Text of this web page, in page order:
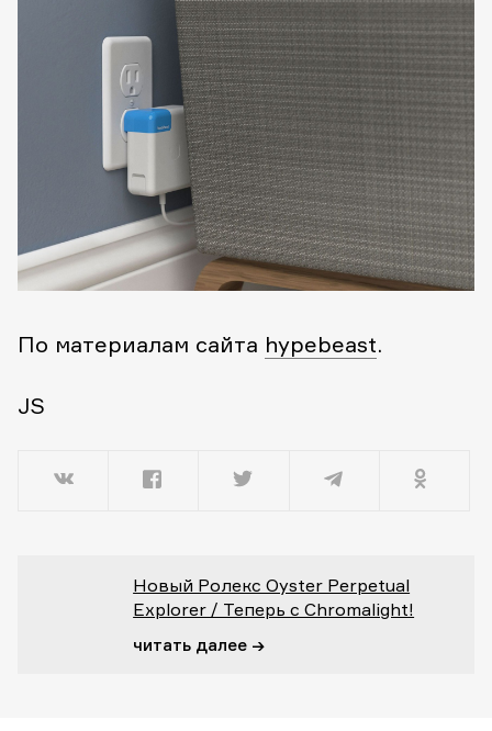
По материалам сайта hypebeast.
JS
Новый Ролекс Oyster Perpetual
Explorer / Теперь с Chromalight!
читать далее →